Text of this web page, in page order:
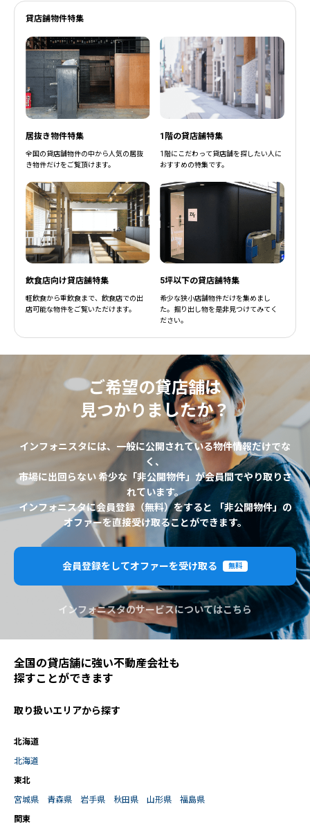
貸店舗物件特集
居抜き物件特集
全国の貸店舗物件の中から人気の居抜
き物件だけをご覧頂けます。
1階の貸店舗特集
1階にこだわって貸店舗を探したい人に
おすすめの特集です。
飲食店向け貸店舗特集
軽飲食から重飲食まで、飲食店での出
店可能な物件をご覧いただけます。
5坪以下の貸店舗特集
希少な狭小店舗物件だけを集めまし
た。掘り出し物を是非見つけてみてく
ださい。
ご希望の貸店舗は
見つかりましたか？
インフォニスタには、一般に公開されている物件情報だけでな
く、
市場に出回らない 希少な「非公開物件」が会員間でやり取りさ
れています。
インフォニスタに会員登録（無料）をすると 「非公開物件」の
オファーを直接受け取ることができます。
会員登録をしてオファーを受け取る 無料
インフォニスタのサービスについてはこちら
全国の貸店舗に強い不動産会社も
探すことができます
取り扱いエリアから探す
北海道
北海道
東北
宮城県
青森県 岩手県 秋田県 山形県
福島県
関東